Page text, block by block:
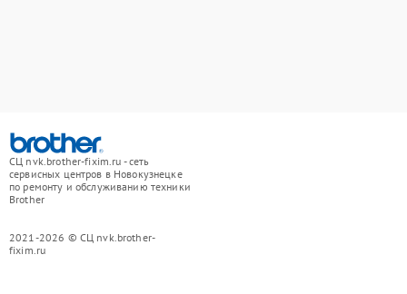
СЦ nvk.brother-fixim.ru - сеть
сервисных центров в Новокузнецке
по ремонту и обслуживанию техники
Brother
2021-2026 © СЦ nvk.brother-
fixim.ru